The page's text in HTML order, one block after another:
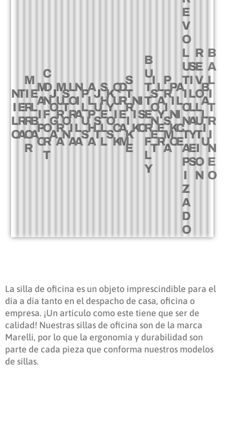
N
I
L
O
T
E
R
A
M
I
R
R
O
R
E
L
B
A
M
A
I
P
O
C
O
N
F
O
R
T
J
O
G
A
M
U
R
R
A
S
T
O
N
L
O
R
I
A
N
I
A
L
A
P
L
U
S
A
L
P
H
A
J
U
S
T
S
H
E
L
L
K
Y
O
S
Q
U
I
C
K
D
R
E
A
M
S
T
R
I
K
E
N
I
K
I
S
O
B
U
T
T
E
R
F
L
Y
I
S
O
N
E
T
L
A
Y
E
R
P
R
I
S
M
A
P
I
N
K
O
A
L
I
C
E
E
V
O
L
U
T
I
O
N
T
A
P
I
Z
A
D
O
S
I
L
L
A
Y
E
S
R
E
V
O
L
U
T
I
O
N
B
A
L
I
U
B
A
L
I
T
R
I
N
E
O
La silla de oficina es un objeto imprescindible para el
día a día tanto en el despacho de casa, oficina o
empresa. ¡Un artículo como este tiene que ser de
calidad! Nuestras sillas de oficina son de la marca
Marelli, por lo que la ergonomía y durabilidad son
parte de cada pieza que conforma nuestros modelos
de sillas.